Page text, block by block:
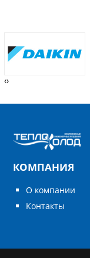
‹›
КОМПАНИЯ
О компании
Контакты